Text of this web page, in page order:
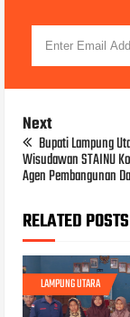
Next
Bupati Lampung
Wisudawan STAINU
Agen Pembangunan
RELATED POSTS
LAMPUNG UTARA